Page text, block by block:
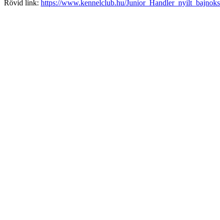
Rövid link: https://www.kennelclub.hu/